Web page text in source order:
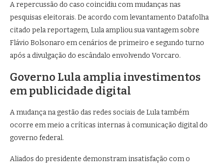
A repercussão do caso coincidiu com mudanças nas
pesquisas eleitorais. De acordo com levantamento Datafolha
citado pela reportagem, Lula ampliou sua vantagem sobre
Flávio Bolsonaro em cenários de primeiro e segundo turno
após a divulgação do escândalo envolvendo Vorcaro.
Governo Lula amplia investimentos
em publicidade digital
A mudança na gestão das redes sociais de Lula também
ocorre em meio a críticas internas à comunicação digital do
governo federal.
Aliados do presidente demonstram insatisfação com o